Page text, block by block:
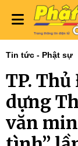
Tin tức - Phật sự
TP.
dựng
văn